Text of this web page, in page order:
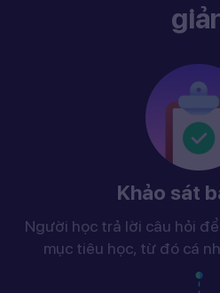
Khảo sát
Người học trả lời câu hỏi
mục tiêu học, từ đó cá